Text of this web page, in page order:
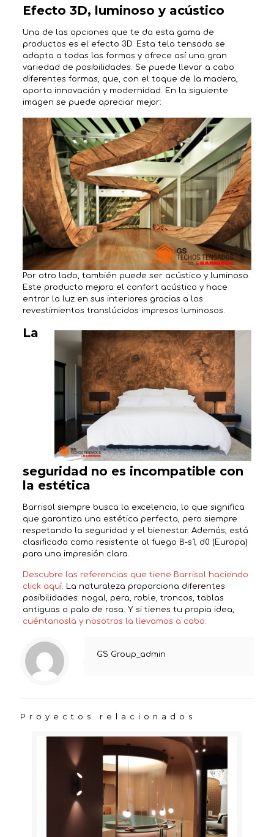
Efecto 3D, luminoso y acústico
Una de las opciones que te da esta gama de
productos es el efecto 3D. Esta tela tensada se
adapta a todas las formas y ofrece así una gran
variedad de posibilidades. Se puede llevar a cabo
diferentes formas, que, con el toque de la madera,
aporta innovación y modernidad. En la siguiente
imagen se puede apreciar mejor:
Por otro lado, también puede ser acústico y luminoso.
Este producto mejora el confort acústico y hace
entrar la luz en sus interiores gracias a los
revestimientos translúcidos impresos luminosos.
La
seguridad no es incompatible con
la estética
Barrisol siempre busca la excelencia, lo que significa
que garantiza una estética perfecta, pero siempre
respetando la seguridad y el bienestar. Además, está
clasificada como resistente al fuego B-s1, d0 (Europa)
para una impresión clara.
Descubre las referencias que tiene Barrisol haciendo
click aquí. La naturaleza proporciona diferentes
posibilidades: nogal, pera, roble, troncos, tablas
antiguas o palo de rosa. Y si tienes tu propia idea,
cuéntanosla y nosotros la llevamos a cabo.
GS Group_admin
Proyectos relacionados